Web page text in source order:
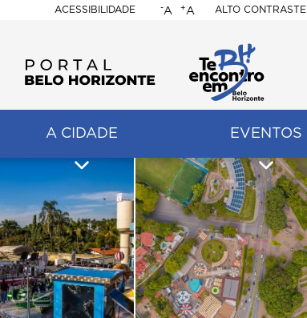
ACESSIBILIDADE
BELO
HORIZONTE
-A +A ALTO CONTRASTE
A CIDADE EVENTOS